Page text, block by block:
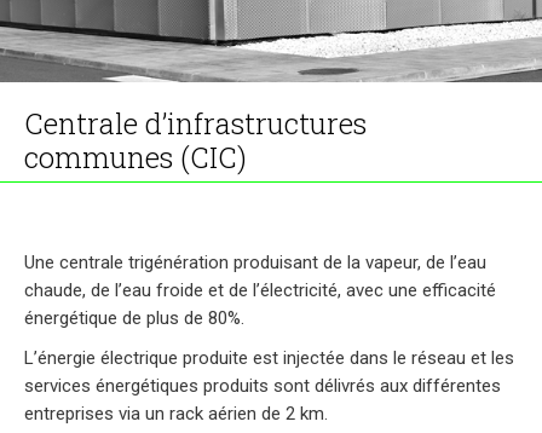
Centrale d’infrastructures
communes (CIC)
Une centrale trigénération produisant de la vapeur, de l’eau
chaude, de l’eau froide et de l’électricité, avec une efficacité
énergétique de plus de 80%.
L’énergie électrique produite est injectée dans le réseau et les
services énergétiques produits sont délivrés aux différentes
entreprises via un rack aérien de 2 km.